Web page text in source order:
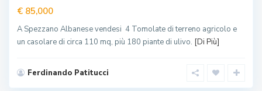
€ 85,000
A Spezzano Albanese vendesi 4 Tomolate di terreno agricolo e
un casolare di circa 110 mq, più 180 piante di ulivo. [Di Più]
Ferdinando Patitucci